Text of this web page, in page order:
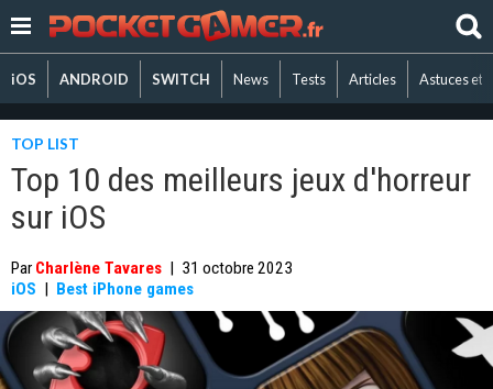
iOS ANDROID SWITCH News Tests Articles Astuces et
TOP LIST
Top 10 des meilleurs jeux d'horreur
sur iOS
Par Charlène Tavares | 31 octobre 2023
iOS | Best iPhone games